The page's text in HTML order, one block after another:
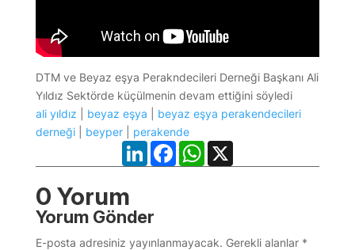
DTM ve Beyaz eşya Perakndecileri Derneği Başkanı Ali
Yıldız Sektörde küçülmenin devam ettiğini söyledi
ali yıldız
beyaz eşya
beyaz eşya perakendecileri
derneği| beyper| perakende
LinkedInFacebookWhatsApp
X
0 Yorum
Yorum Gönder
E-posta adresiniz yayınlanmayacak. Gerekli alanlar *